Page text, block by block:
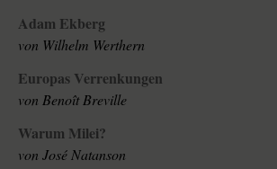
Adam Ekberg
von Wilhelm Werthern
Europas Verrenkungen
von Benoît Breville
Warum Milei?
von José Natanson